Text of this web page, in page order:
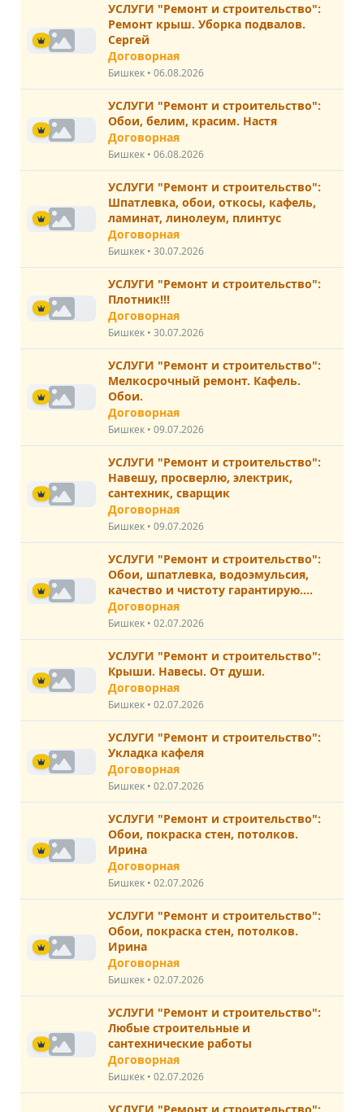
УСЛУГИ "Ремонт и строительство":
Ремонт крыш. Уборка подвалов.
Сергей
Договорная
Бишкек • 06.08.2026
УСЛУГИ "Ремонт и строительство":
Обои, белим, красим. Настя
Договорная
Бишкек • 06.08.2026
УСЛУГИ "Ремонт и строительство":
Шпатлевка, обои, откосы, кафель,
ламинат, линолеум, плинтус
Договорная
Бишкек • 30.07.2026
УСЛУГИ "Ремонт и строительство":
Плотник!!!
Договорная
Бишкек • 30.07.2026
УСЛУГИ "Ремонт и строительство":
Мелкосрочный ремонт. Кафель.
Обои.
Договорная
Бишкек • 09.07.2026
УСЛУГИ "Ремонт и строительство":
Навешу, просверлю, электрик,
сантехник, сварщик
Договорная
Бишкек • 09.07.2026
УСЛУГИ "Ремонт и строительство":
Обои, шпатлевка, водоэмульсия,
качество и чистоту гарантирую.
Наташа
Договорная
Бишкек • 02.07.2026
УСЛУГИ "Ремонт и строительство":
Крыши. Навесы. От души.
Договорная
Бишкек • 02.07.2026
УСЛУГИ "Ремонт и строительство":
Укладка кафеля
Договорная
Бишкек • 02.07.2026
УСЛУГИ "Ремонт и строительство":
Обои, покраска стен, потолков.
Ирина
Договорная
Бишкек • 02.07.2026
УСЛУГИ "Ремонт и строительство":
Обои, покраска стен, потолков.
Ирина
Договорная
Бишкек • 02.07.2026
УСЛУГИ "Ремонт и строительство":
Любые строительные и
сантехнические работы
Договорная
Бишкек • 02.07.2026